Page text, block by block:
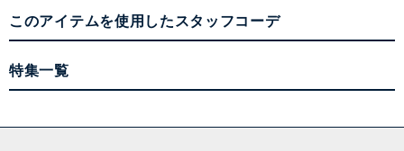
このアイテムを使用したスタッフコーデ
特集一覧